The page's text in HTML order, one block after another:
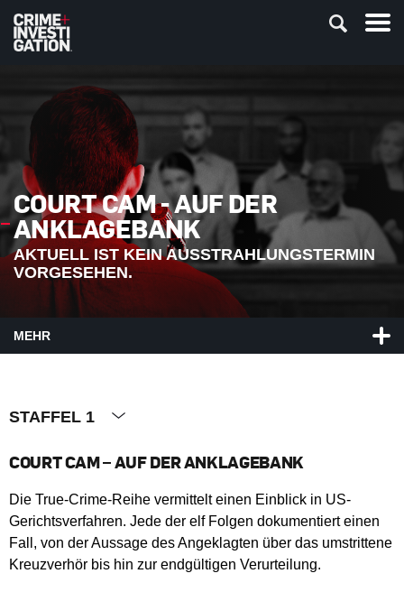
COURT CAM - AUF DER
ANKLAGEBANK
AKTUELL IST KEIN AUSSTRAHLUNGSTERMIN
VORGESEHEN.
MEHR
STAFFEL 1
COURT CAM – AUF DER ANKLAGEBANK
Die True-Crime-Reihe vermittelt einen Einblick in US-
Gerichtsverfahren. Jede der elf Folgen dokumentiert einen
Fall, von der Aussage des Angeklagten über das umstrittene
Kreuzverhör bis hin zur endgültigen Verurteilung.